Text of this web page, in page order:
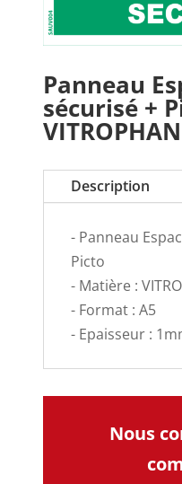
Panneau
sécurisé +
Description
- Panneau
Picto
- Matière :
- Format : A5
- Epaisseur :
Nous